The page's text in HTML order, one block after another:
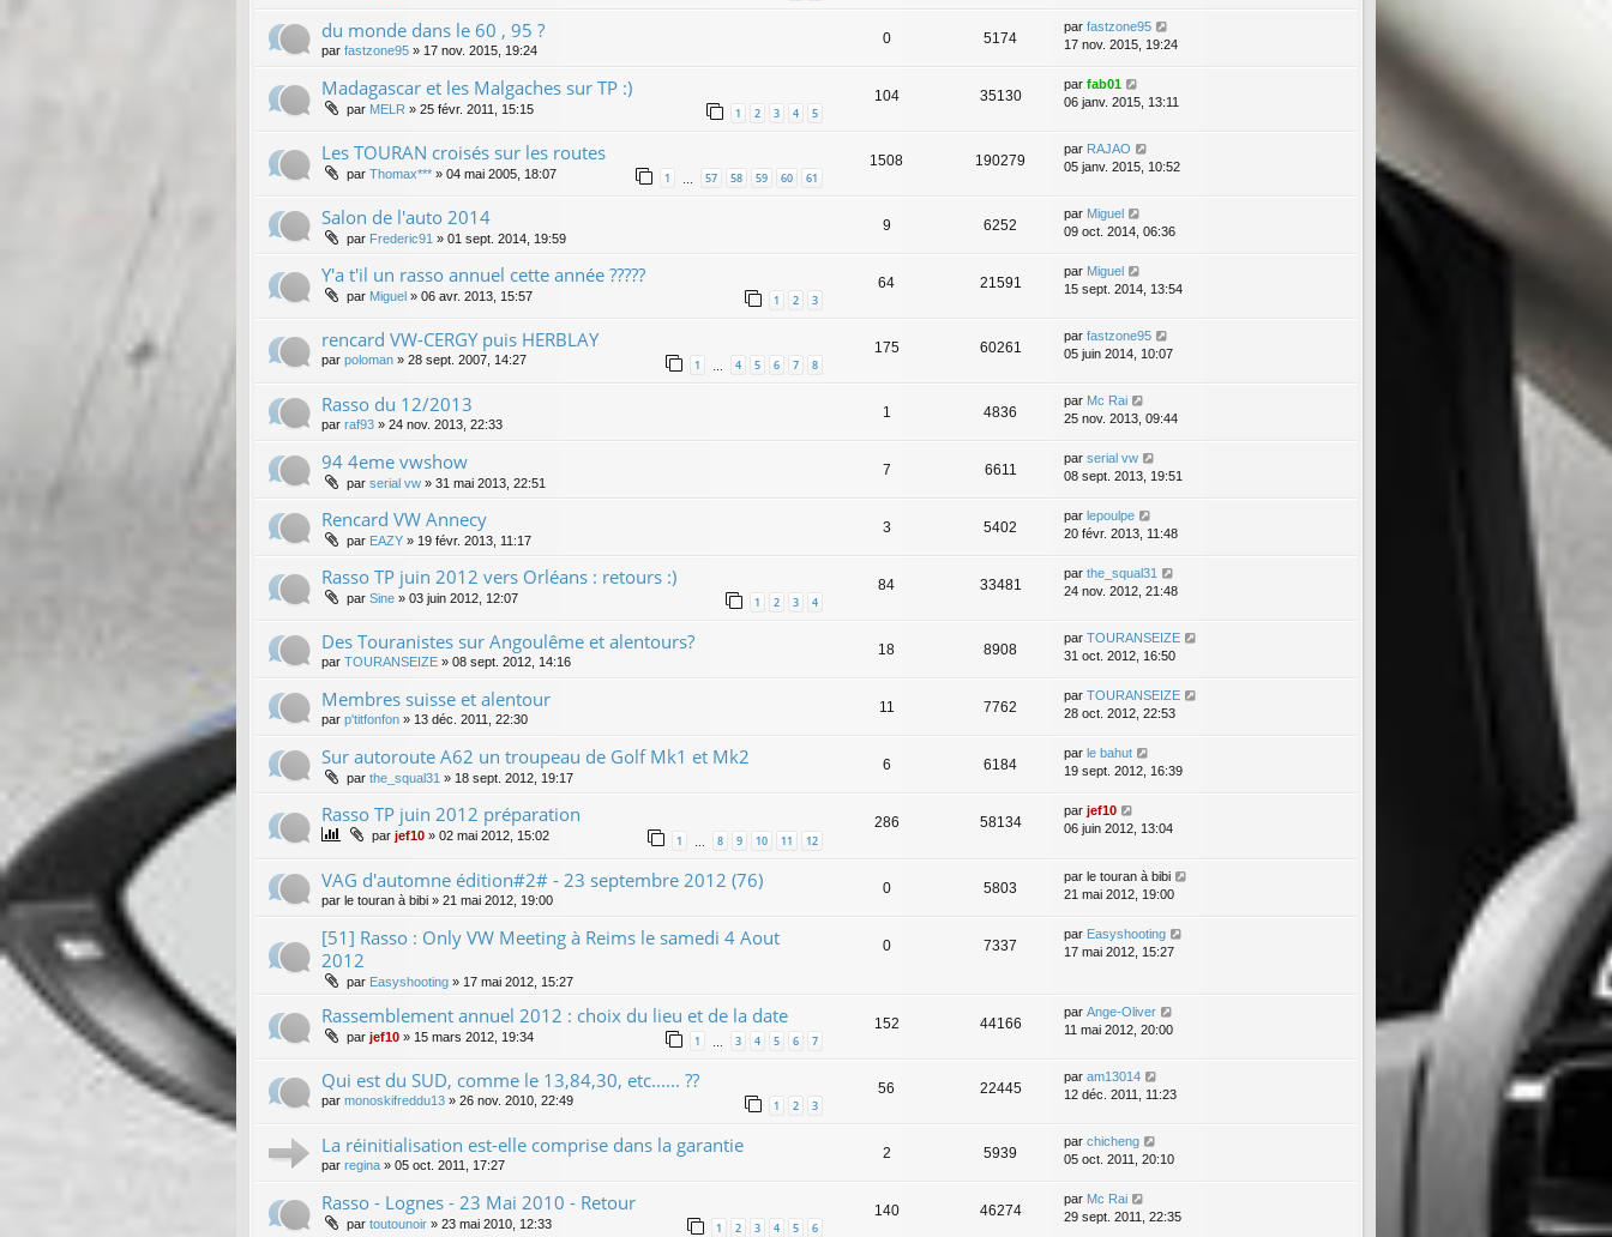
du monde dans le 60 , 95 ?
par fastzone95 » 17 nov. 2015, 19:24
0 5174
par fastzone95
17 nov. 2015, 19:24
Madagascar et les Malgaches sur TP :)
par MELR » 25 févr. 2011, 15:15 1 2 3 4 5
104 35130
par fab01
06 janv. 2015, 13:11
Les TOURAN croisés sur les routes
par Thomax*** » 04 mai 2005, 18:07 1 … 57 58 59 60 61
1508 190279
par RAJAO
05 janv. 2015, 10:52
Salon de l'auto 2014
par Frederic91 » 01 sept. 2014, 19:59
9 6252
par Miguel
09 oct. 2014, 06:36
Y'a t'il un rasso annuel cette année ?????
par Miguel » 06 avr. 2013, 15:57 1 2 3
64 21591
par Miguel
15 sept. 2014, 13:54
rencard VW-CERGY puis HERBLAY
par poloman » 28 sept. 2007, 14:27 1 … 4 5 6 7 8
175 60261
par fastzone95
05 juin 2014, 10:07
Rasso du 12/2013
par raf93 » 24 nov. 2013, 22:33
1 4836
par Mc Rai
25 nov. 2013, 09:44
94 4eme vwshow
par serial vw » 31 mai 2013, 22:51
7 6611
par serial vw
08 sept. 2013, 19:51
Rencard VW Annecy
par EAZY » 19 févr. 2013, 11:17
3 5402
par lepoulpe
20 févr. 2013, 11:48
Rasso TP juin 2012 vers Orléans : retours :)
par Sine » 03 juin 2012, 12:07 1 2 3 4
84 33481
par the_squal31
24 nov. 2012, 21:48
Des Touranistes sur Angoulême et alentours?
par TOURANSEIZE » 08 sept. 2012, 14:16
18 8908
par TOURANSEIZE
31 oct. 2012, 16:50
Membres suisse et alentour
par p'titfonfon » 13 déc. 2011, 22:30
11 7762
par TOURANSEIZE
28 oct. 2012, 22:53
Sur autoroute A62 un troupeau de Golf Mk1 et Mk2
par the_squal31 » 18 sept. 2012, 19:17
6 6184
par le bahut
19 sept. 2012, 16:39
Rasso TP juin 2012 préparation
par jef10 » 02 mai 2012, 15:02 1 8 9 10 11 12
286 58134
par jef10
06 juin 2012, 13:04
VAG d'automne édition#2# - 23 septembre 2012 (76)
par le touran à bibi » 21 mai 2012, 19:00
0 5803
par le touran à bibi
21 mai 2012, 19:00
[51] Rasso : Only VW Meeting à Reims le samedi 4 Aout
2012
par Easyshooting » 17 mai 2012, 15:27
0 7337
par Easyshooting
17 mai 2012, 15:27
Rassemblement annuel 2012 : choix du lieu et de la date
par jef10 » 15 mars 2012, 19:34 1 3 4 5 6 7
152 44166
par Ange-Oliver
11 mai 2012, 20:00
Qui est du SUD, comme le 13,84,30, etc...... ??
par monoskifreddu13 » 26 nov. 2010, 22:49 1 2 3
56 22445
par am13014
12 déc. 2011, 11:23
La réinitialisation est-elle comprise dans la garantie
par regina » 05 oct. 2011, 17:27
2 5939
par chicheng
05 oct. 2011, 20:10
Rasso - Lognes - 23 Mai 2010 - Retour
par toutounoir » 23 mai 2010, 12:33 1 2 3 4 5 6
140 46274
par Mc Rai
29 sept. 2011, 22:35